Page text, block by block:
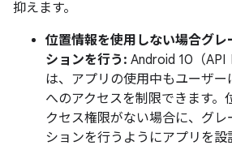
抑えます。
位置情報を使用しない場合グレ
ションを行う: Android 10（API
は、アプリの使用中もユーザ
へのアクセスを制限できます。
クセス権限がない場合に、グレ
ションを行うようにアプリを設